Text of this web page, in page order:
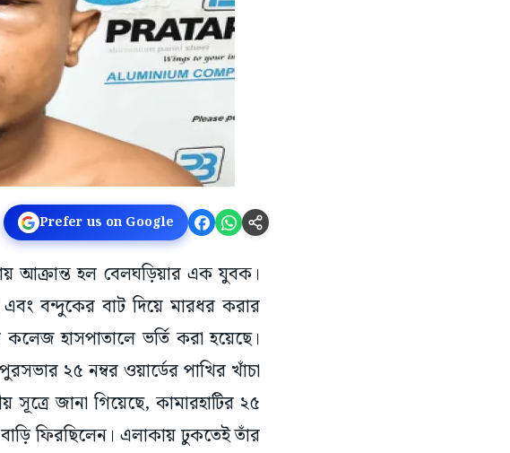
Prefer us on Google
আক্রান্ত হল বেলঘড়িয়ার এক যুবক।
বন্দুকের বাট দিয়ে মারধর করার
হাসপাতালে ভর্তি করা হয়েছে।
২৫ নম্বর ওয়ার্ডের পাখির খাঁচা
জানা গিয়েছে, কামারহাটির ২৫
ফিরছিলেন। এলাকায় ঢুকতেই তাঁর